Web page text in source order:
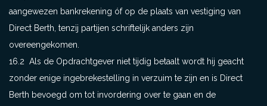
aangewezen bankrekening óf op de plaats van vestiging van
Direct Berth, tenzij partijen schriftelijk anders zijn
overeengekomen.
16.2 Als de Opdrachtgever niet tijdig betaalt wordt hij geacht
zonder enige ingebrekestelling in verzuim te zijn en is Direct
Berth bevoegd om tot invordering over te gaan en de